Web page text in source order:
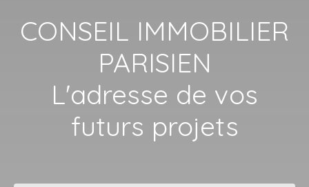
CONSEIL IMMOBILIER
PARISIEN
L'adresse de vos
futurs projets